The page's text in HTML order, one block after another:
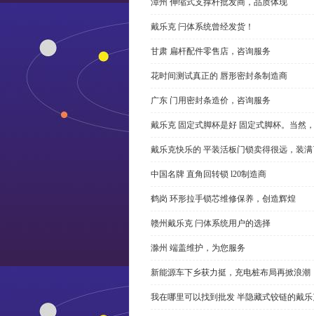
漳州 伸缩式支撑杆批发商，品质体现
戴乐克 闩体系统曾经发货！
甘肃 扁杆配件零售店，咨询服务
花时间测试真正的 唇形密封条制造商
广东 门用密封条造价，咨询服务
戴乐克 固定式脚杯是好 固定式脚杯。当然
戴乐克快乐的 平装活板门锁卖得很远，装
中国名牌 直角回转锁 l20制造商
鹤岗 环形拉手锁芯维修保养，创造辉煌
赣州戴乐克 闩体系统用户的选择
滁州 端盖维护，为您服务
新能源车下乡获力挺，充电桩布局再掀浪潮
我在哪里可以找到批发 半隐藏式铰链的戴